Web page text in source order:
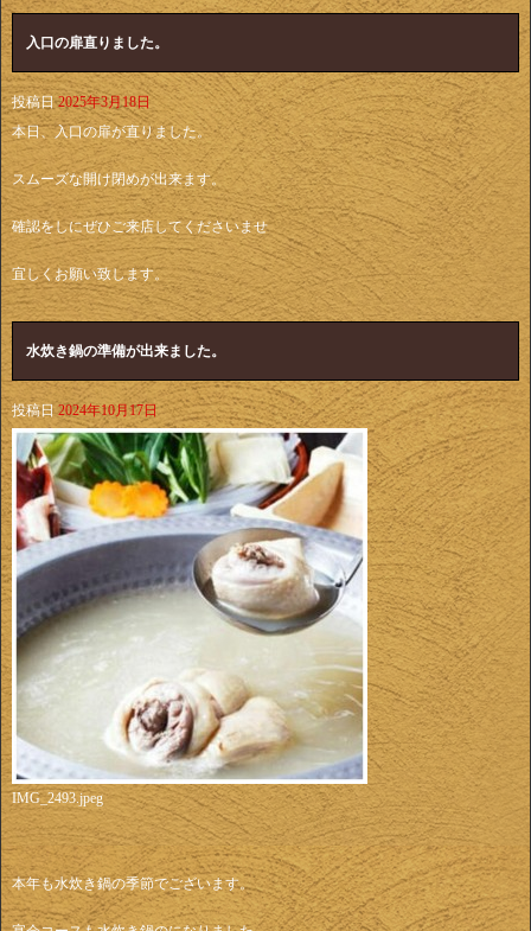
入口の扉直りました。
投稿日 2025年3月18日
本日、入口の扉が直りました。
スムーズな開け閉めが出来ます。
確認をしにぜひご来店してくださいませ
宜しくお願い致します。
水炊き鍋の準備が出来ました。
投稿日 2024年10月17日
IMG_2493.jpeg
本年も水炊き鍋の季節でございます。